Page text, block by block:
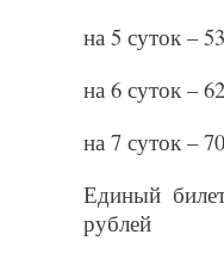
на 5 суток –
на 6 суток –
на 7 суток –
Единый
рублей